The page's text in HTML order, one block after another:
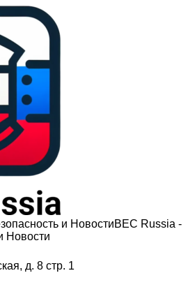
и НовостиBEC Russia -
Новости
д. 8 стр. 1